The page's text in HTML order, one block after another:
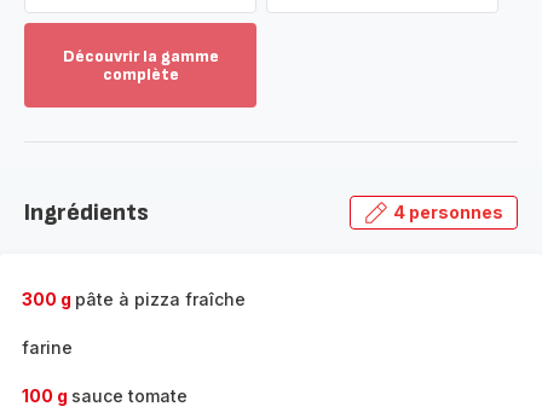
Découvrir la gamme
complète
gamme
Ingrédients 4 personnes
300 g pâte à pizza fraîche
farine
100 g sauce tomate